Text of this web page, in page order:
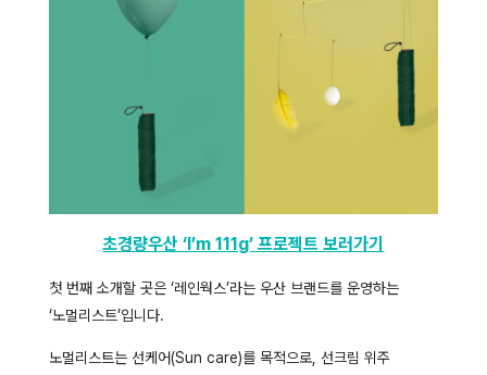
초경량우산 ‘I’m 111g’ 프로젝트 보러가기
첫 번째 소개할 곳은 ‘레인웍스’라는 우산 브랜드를 운영하는
‘노멀리스트’입니다.
노멀리스트는 선케어(Sun care)를 목적으로, 선크림 위주